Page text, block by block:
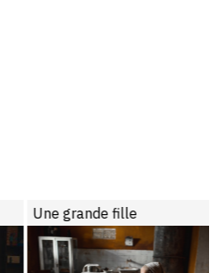
Une grande fille